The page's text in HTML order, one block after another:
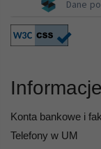
Informacje
Konta bankowe i
Telefony w UM